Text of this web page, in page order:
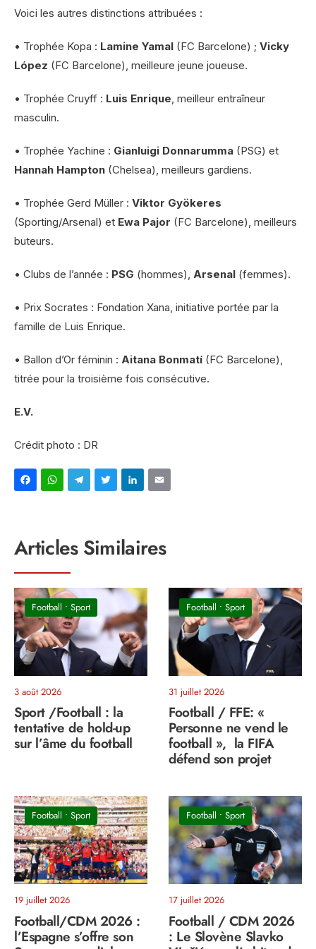
Voici les autres distinctions attribuées :
• Trophée Kopa : Lamine Yamal (FC Barcelone) ; Vicky
López (FC Barcelone), meilleure jeune joueuse.
• Trophée Cruyff : Luis Enrique , meilleur entraîneur
masculin.
• Trophée Yachine : Gianluigi Donnarumma (PSG) et
Hannah Hampton (Chelsea), meilleurs gardiens.
• Trophée Gerd Müller : Viktor Gyökeres
(Sporting/Arsenal) et Ewa Pajor (FC Barcelone), meilleurs
buteurs.
• Clubs de l’année : PSG (hommes), Arsenal (femmes).
• Prix Socrates : Fondation Xana, initiative portée par la
famille de Luis Enrique.
• Ballon d’Or féminin : Aitana Bonmatí (FC Barcelone),
titrée pour la troisième fois consécutive.
E.V.
Crédit photo : DR
Facebook
WhatsApp
Telegram
Twitter
LinkedIn
Articles Similaires
Football • Sport
3 août 2026
Sport /Football : la
tentative de hold-up
sur l’âme du football
Football • Sport
31 juillet 2026
Football / FFE: «
Personne ne vend le
football », la FIFA
défend son projet
Football • Sport
19 juillet 2026
Football/CDM 2026 :
l’Espagne s’offre son
Football • Sport
17 juillet 2026
Football / CDM 2026
: Le Slovène Slavko